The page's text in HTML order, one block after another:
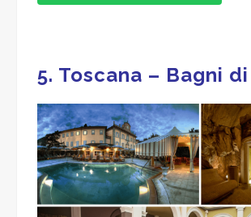
5. Toscana – Bagni